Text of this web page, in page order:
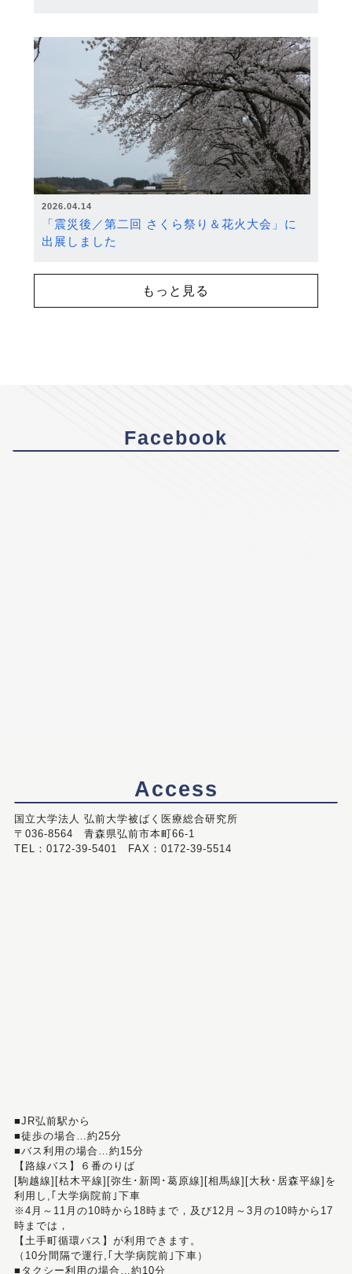
2026.04.14
「震災後／第二回 さくら祭り＆花火大会」に
出展しました
もっと見る
Facebook
Access
国立大学法人 弘前大学被ばく医療総合研究所
〒036-8564 青森県弘前市本町66-1
TEL：0172-39-5401 FAX：0172-39-5514
■JR弘前駅から
■徒歩の場合…約25分
■バス利用の場合…約15分
【路線バス】６番のりば
[駒越線][枯木平線][弥生･新岡･葛原線][相馬線][大秋･居森平線]を
利用し,｢大学病院前｣下車
※4月～11月の10時から18時まで，及び12月～3月の10時から17
時までは，
【土手町循環バス】が利用できます。
（10分間隔で運行,｢大学病院前｣下車）
■タクシー利用の場合…約10分